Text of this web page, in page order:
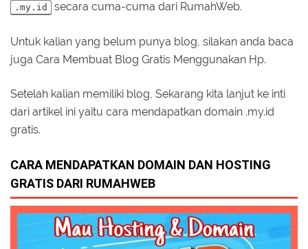
.my.id secara cuma-cuma dari RumahWeb.
Untuk kalian yang belum punya blog, silakan anda baca
juga Cara Membuat Blog Gratis Menggunakan Hp.
Setelah kalian memiliki blog, Sekarang kita lanjut ke inti
dari artikel ini yaitu cara mendapatkan domain .my.id
gratis.
CARA MENDAPATKAN DOMAIN DAN HOSTING
GRATIS DARI RUMAHWEB